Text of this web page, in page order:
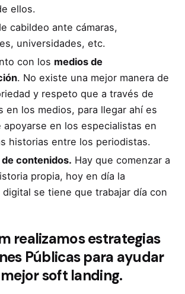
ellos.
cabildeo ante cámaras,
universidades, etc.
con los medios de
. No existe una mejor manera de
y respeto que a través de
en los medios, para llegar ahí es
apoyarse en los especialistas en
historias entre los periodistas.
contenidos. Hay que comenzar a
propia, hoy en día la
se tiene que trabajar día con
realizamos estrategias
Públicas para ayudar
soft landing.